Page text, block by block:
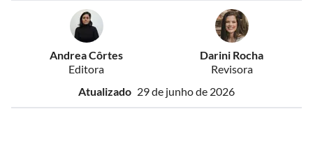
Andrea Côrtes
Editora
Darini Rocha
Revisora
Atualizado 29 de junho de 2026